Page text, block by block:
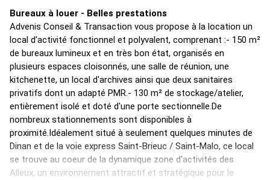
Bureaux à louer - Belles prestations
Advenis Conseil & Transaction vous propose à la location un
local d'activité fonctionnel et polyvalent, comprenant :- 150 m²
de bureaux lumineux et en très bon état, organisés en
plusieurs espaces cloisonnés, une salle de réunion, une
kitchenette, un local d'archives ainsi que deux sanitaires
privatifs dont un adapté PMR.- 130 m² de stockage/atelier,
entièrement isolé et doté d'une porte sectionnelle.De
nombreux stationnements sont disponibles à
proximité.Idéalement situé à seulement quelques minutes de
Dinan et de la voie express Saint-Brieuc / Saint-Malo, ce local
se trouve au coeur de la dynamique zone d'activités des
Alleux, un environnement attractif et stratégique pour le